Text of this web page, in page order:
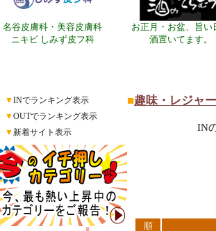
名谷皮膚科・美容皮膚科
ニキビ しみず皮フ科
お正月・お盆、旨い
酒置いてます。
▼INでランキング表示
▼OUTでランキング表示
▼新着サイト表示
■趣味・レジャー
IN
順